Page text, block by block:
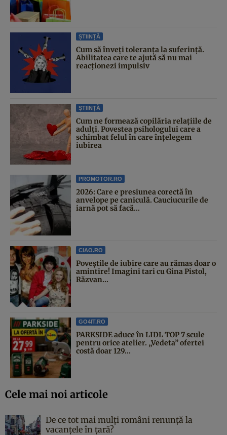
ȘTIINȚĂ
Cum să înveți toleranța la suferință.
Abilitatea care te ajută să nu mai
reacționezi impulsiv
ȘTIINȚĂ
Cum ne formează copilăria relațiile de
adulți. Povestea psihologului care a
schimbat felul în care înțelegem
iubirea
PROMOTOR.RO
2026: Care e presiunea corectă în
anvelope pe caniculă. Cauciucurile de
iarnă pot să facă...
CIAO.RO
Poveştile de iubire care au rămas doar o
amintire! Imagini tari cu Gina Pistol,
Răzvan...
GO4IT.RO
PARKSIDE aduce în LIDL TOP 7 scule
pentru orice atelier. „Vedeta” ofertei
costă doar 129...
Cele mai noi articole
De ce tot mai mulți români renunță la
vacanțele în țară?